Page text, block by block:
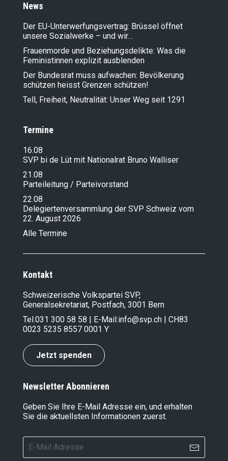
News
Der EU-Unterwerfungsvertrag: Brüssel öffnet
unsere Sozialwerke – und wir…
Frauenmorde und Beziehungsdelikte: Was die
Feministinnen explizit ausblenden
Der Bundesrat muss aufwachen: Bevölkerung
schützen heisst Grenzen schützen!
Tell, Freiheit, Neutralität: Unser Weg seit 1291
Termine
16.08
SVP bi de Lüt mit Nationalrat Bruno Walliser
21.08
Parteileitung / Parteivorstand
22.08
Delegiertenversammlung der SVP Schweiz vom
22. August 2026
Alle Termine
Kontakt
Schweizerische Volkspartei SVP,
Generalsekretariat, Postfach, 3001 Bern
Tel.031 300 58 58 | E-Mail:info@svp.ch | CH83
0023 5235 8557 0001 Y
Jetzt spenden
Newsletter Abonnieren
Geben Sie Ihre E-Mail Adresse ein, und erhalten
Sie die aktuellsten Informationen zuerst.